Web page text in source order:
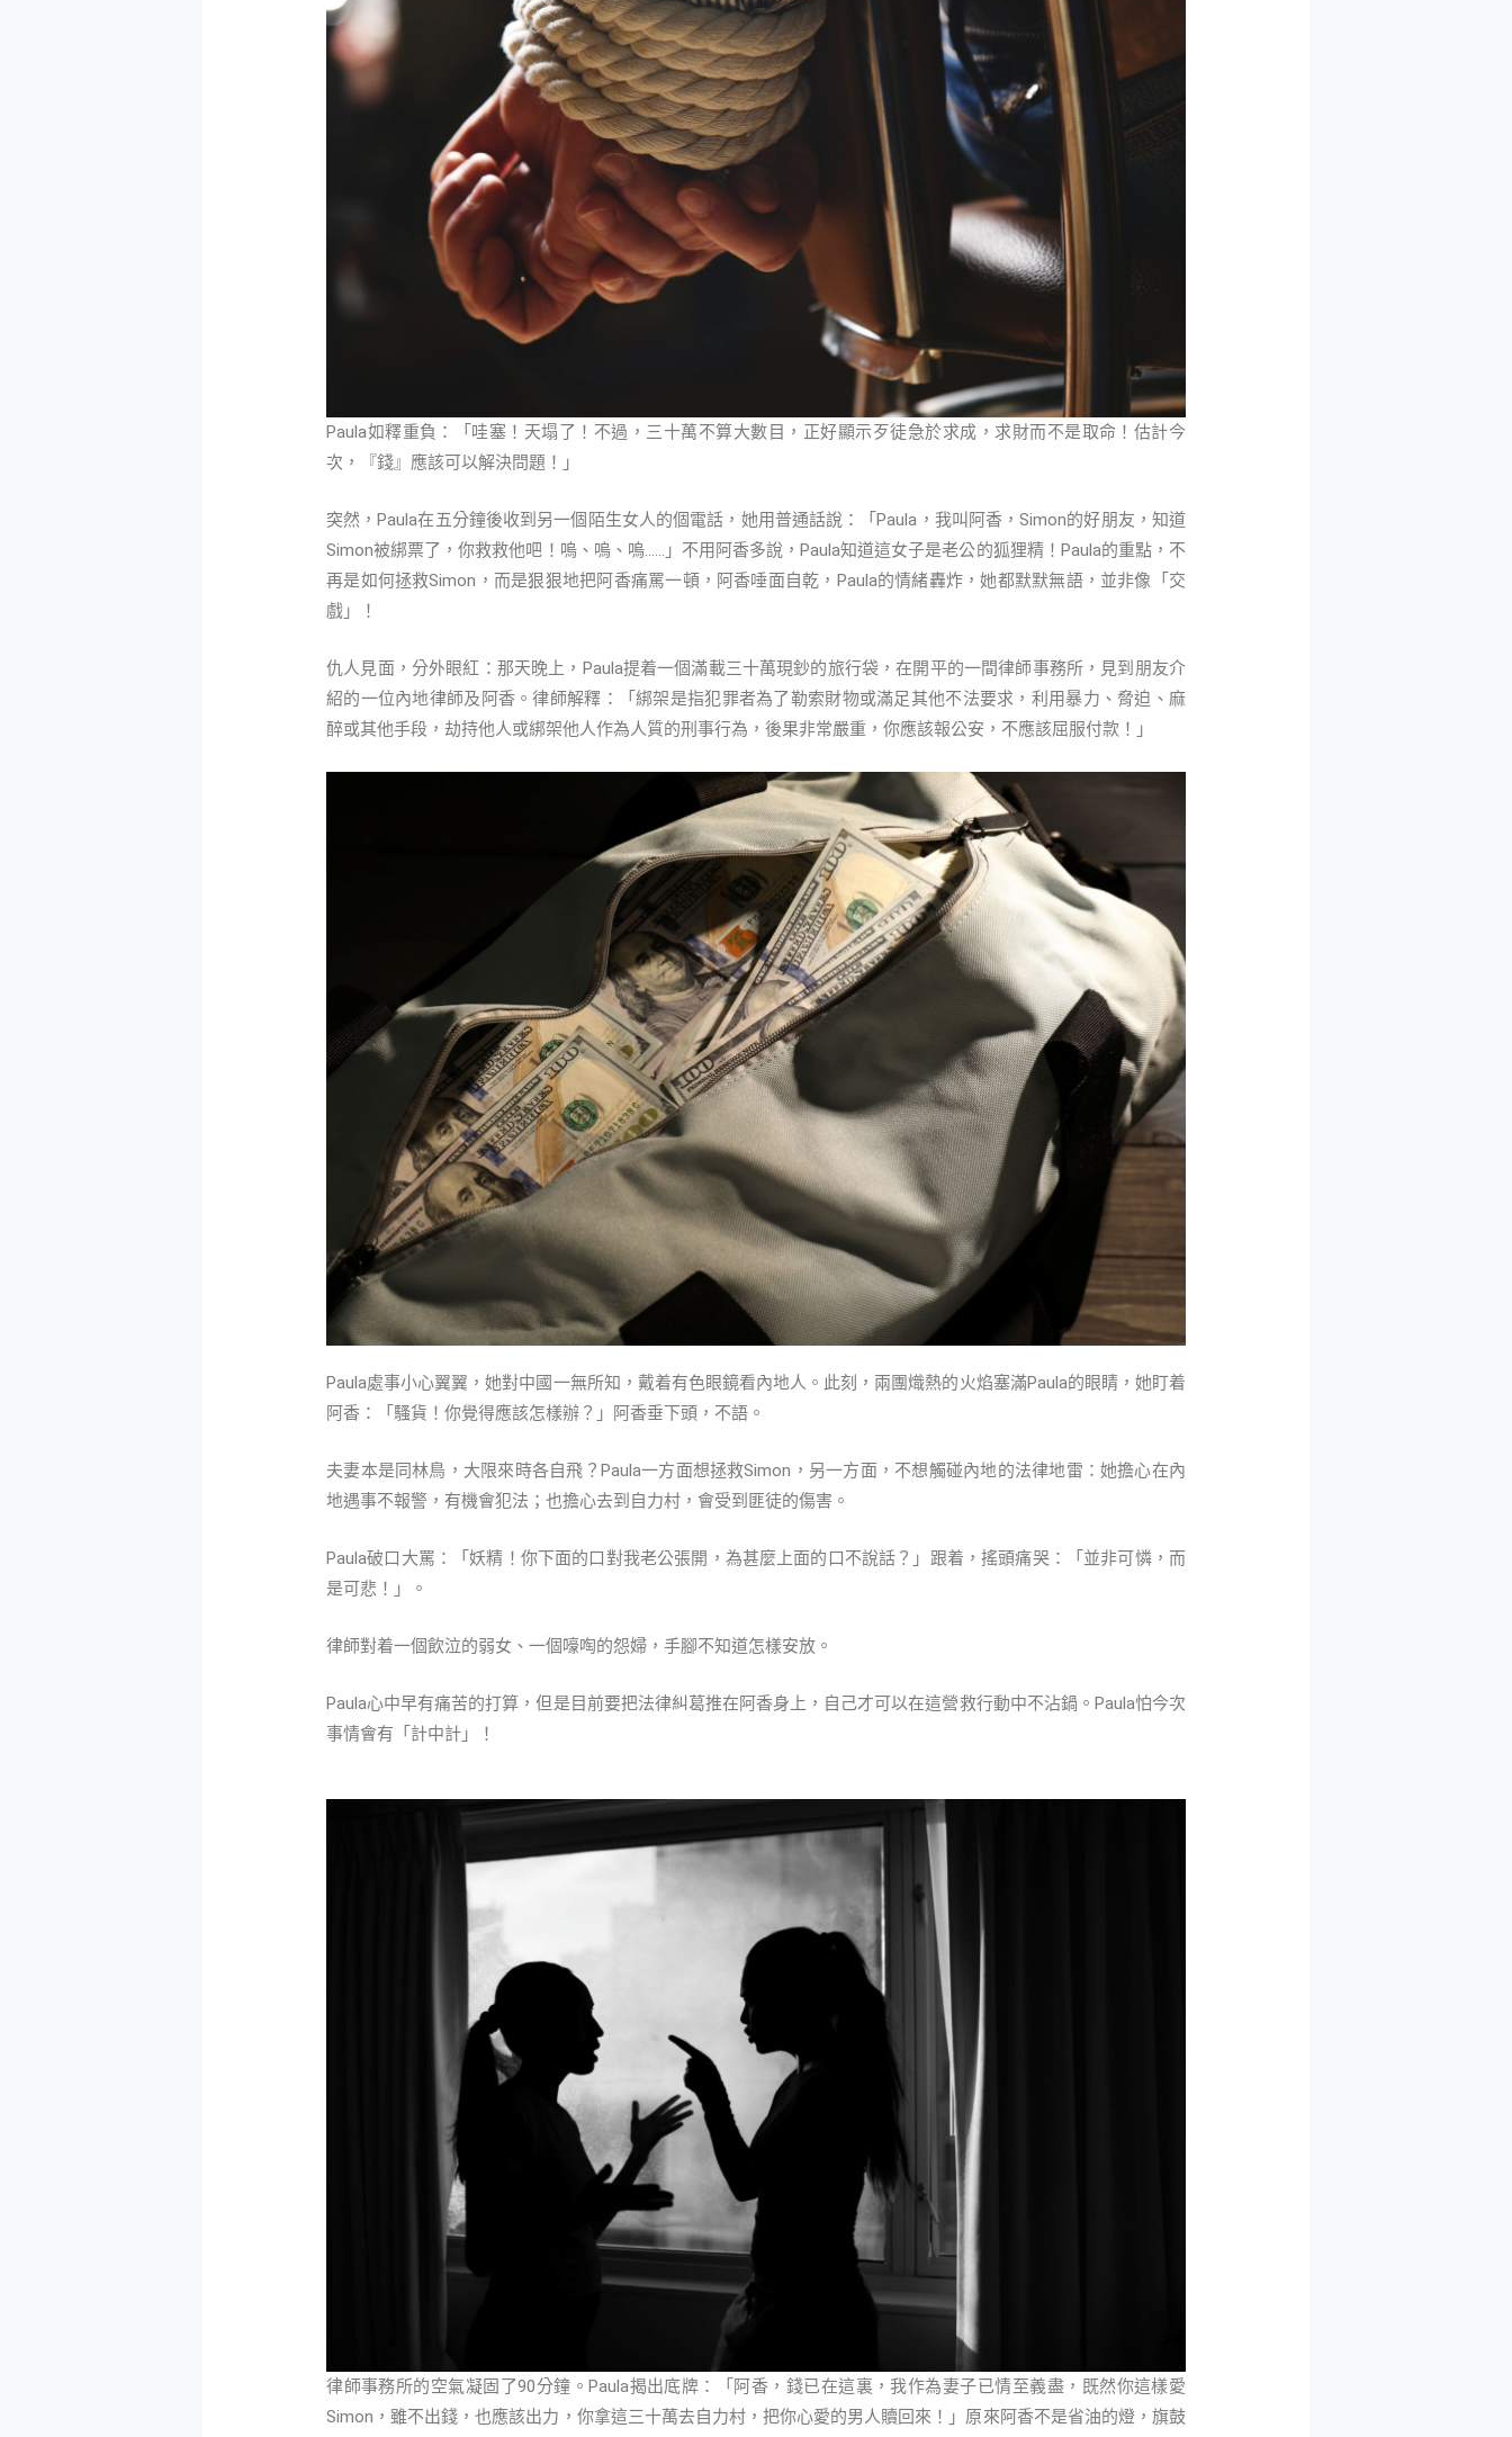
Paula如釋重負：「哇塞！天塌了！不過，三十萬不算大數目，正好顯示歹徒急於求成，求財而不是取命！估計今
次，『錢』應該可以解決問題！」
突然，Paula在五分鐘後收到另一個陌生女人的個電話，她用普通話說：「Paula，我叫阿香，Simon的好朋友，知道
Simon被綁票了，你救救他吧！嗚、嗚、嗚……」不用阿香多說，Paula知道這女子是老公的狐狸精！Paula的重點，不
再是如何拯救Simon，而是狠狠地把阿香痛罵一頓，阿香唾面自乾，Paula的情緒轟炸，她都默默無語，並非像「交
戲」！
仇人見面，分外眼紅：那天晚上，Paula提着一個滿載三十萬現鈔的旅行袋，在開平的一間律師事務所，見到朋友介
紹的一位內地律師及阿香。律師解釋：「綁架是指犯罪者為了勒索財物或滿足其他不法要求，利用暴力、脅迫、麻
醉或其他手段，劫持他人或綁架他人作為人質的刑事行為，後果非常嚴重，你應該報公安，不應該屈服付款！」
Paula處事小心翼翼，她對中國一無所知，戴着有色眼鏡看內地人。此刻，兩團熾熱的火焰塞滿Paula的眼睛，她盯着
阿香：「騷貨！你覺得應該怎樣辦？」阿香垂下頭，不語。
夫妻本是同林鳥，大限來時各自飛？Paula一方面想拯救Simon，另一方面，不想觸碰內地的法律地雷：她擔心在內
地遇事不報警，有機會犯法；也擔心去到自力村，會受到匪徒的傷害。
Paula破口大罵：「妖精！你下面的口對我老公張開，為甚麼上面的口不說話？」跟着，搖頭痛哭：「並非可憐，而
是可悲！」。
律師對着一個飲泣的弱女、一個嚎啕的怨婦，手腳不知道怎樣安放。
Paula心中早有痛苦的打算，但是目前要把法律糾葛推在阿香身上，自己才可以在這營救行動中不沾鍋。Paula怕今次
事情會有「計中計」！
律師事務所的空氣凝固了90分鐘。Paula揭出底牌：「阿香，錢已在這裏，我作為妻子已情至義盡，既然你這樣愛
Simon，雖不出錢，也應該出力，你拿這三十萬去自力村，把你心愛的男人贖回來！」原來阿香不是省油的燈，旗鼓